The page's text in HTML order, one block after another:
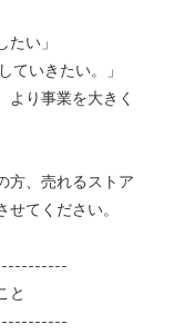
たい」
ていきたい。」
より事業を大きく
方、売れるストア
てください。
と